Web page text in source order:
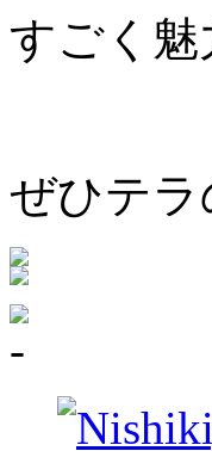
すごく魅
ぜひテ